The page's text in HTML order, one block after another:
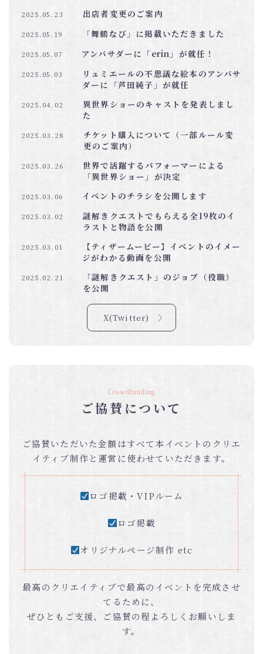
出店者変更のご案内
2025.05.23
「舞鶴なび」に掲載いただきました
2025.05.19
アンバサダーに「erin」が就任！
2025.05.07
リュミエールの不思議な絵本のアンバサ
ダーに「芦田純子」が就任
2025.05.03
異世界ショーのキャストを発表しまし
た
2025.04.02
チケット購入について（一部ルール変
更のご案内）
2025.03.28
世界で活躍するパフォーマーによる
「異世界ショー」が決定
2025.03.26
イベントのチラシを公開します
2025.03.06
謎解きクエストでもらえる全19枚のイ
ラストと物語を公開
2025.03.02
【ティザームービー】イベントのイメー
ジがわかる動画を公開
2025.03.01
「謎解きクエスト」のジョブ（役職）
を公開
2025.02.21
X(Twitter)
Crowdfunding
ご協賛について
ご協賛いただいた金額はすべて本イベントのクリエ
イティブ制作と運営に使わせていただきます。
ロゴ掲載・VIPルーム
ロゴ掲載
オリジナルページ制作 etc
最高のクリエイティブで最高のイベントを完成させ
てるために、
ぜひともご支援、ご協賛の程よろしくお願いしま
す。